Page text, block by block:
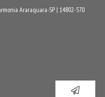
Araraquara-SP | 14802-570